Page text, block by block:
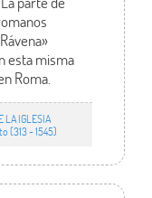
esta misma
Roma.
LA IGLESIA
(313 - 1545)